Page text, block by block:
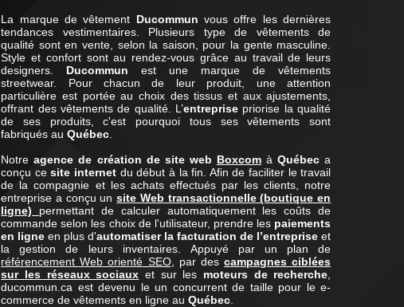
La marque de vêtement Ducommun vous offre les dernières
tendances vestimentaires. Plusieurs type de vêtements de
qualité sont en vente, selon la saison, pour la gente masculine.
Style et confort sont au rendez-vous grâce au travail de leurs
designers. Ducommun est une marque de vêtements
streetwear. Pour chacun de leur produit, une attention
particulière est portée au choix des tissus et aux ajustements,
offrant des vêtements de qualité. L’entreprise priorise la qualité
de ses produits, c'est pourquoi tous ses vêtements sont
fabriqués au Québec
Notreagence de création de site web BoxcomàQuébec a
conçu cesite internet du début à la fin. Afin de faciliter le travail
de la compagnie et les achats effectués par les clients, notre
entreprise a conçu unsite Web transactionnelle(boutique en
ligne) permettant de calculer automatiquement les coûts de
commande selon les choix de l'utilisateur, prendre les paiements
en ligne en plus d'automatiser la facturation de l’entreprise et
la gestion de leurs inventaires. Appuyé par un plan de
référencement Web orienté SEO, par descampagnes ciblées
sur les réseaux sociaux et sur les moteurs de recherche
ducommun.ca est devenu le un concurrent de taille pour le e-
commerce de vêtements en ligne auQuébec